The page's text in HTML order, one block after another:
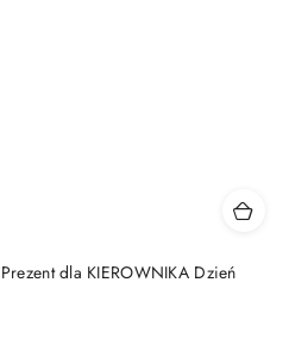
dla KIEROWNIKA Dzień